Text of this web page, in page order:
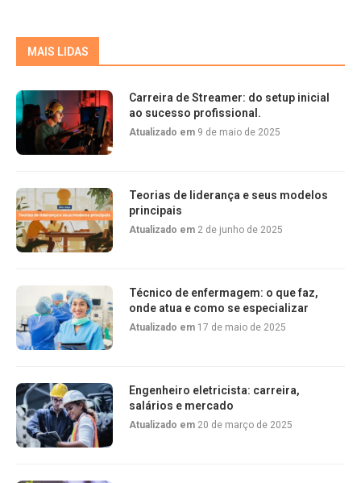
MAIS LIDAS
Carreira de Streamer: do setup inicial
ao sucesso profissional.
Atualizado em 9 de maio de 2025
Teorias de liderança e seus modelos
principais
Atualizado em 2 de junho de 2025
Técnico de enfermagem: o que faz,
onde atua e como se especializar
Atualizado em 17 de maio de 2025
Engenheiro eletricista: carreira,
salários e mercado
Atualizado em 20 de março de 2025